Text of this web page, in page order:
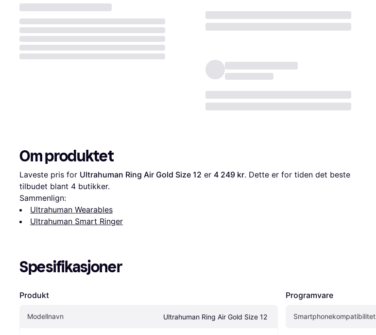
Om produktet
Laveste pris for Ultrahuman Ring Air Gold Size 12 er 4 249 kr. Dette er for tiden det beste
tilbudet blant 4 butikker.
Sammenlign:
Ultrahuman Wearables
Ultrahuman Smart Ringer
Spesifikasjoner
Produkt
Modellnavn Ultrahuman Ring Air Gold Size 12
Programvare
Smartphonekompatibilitet